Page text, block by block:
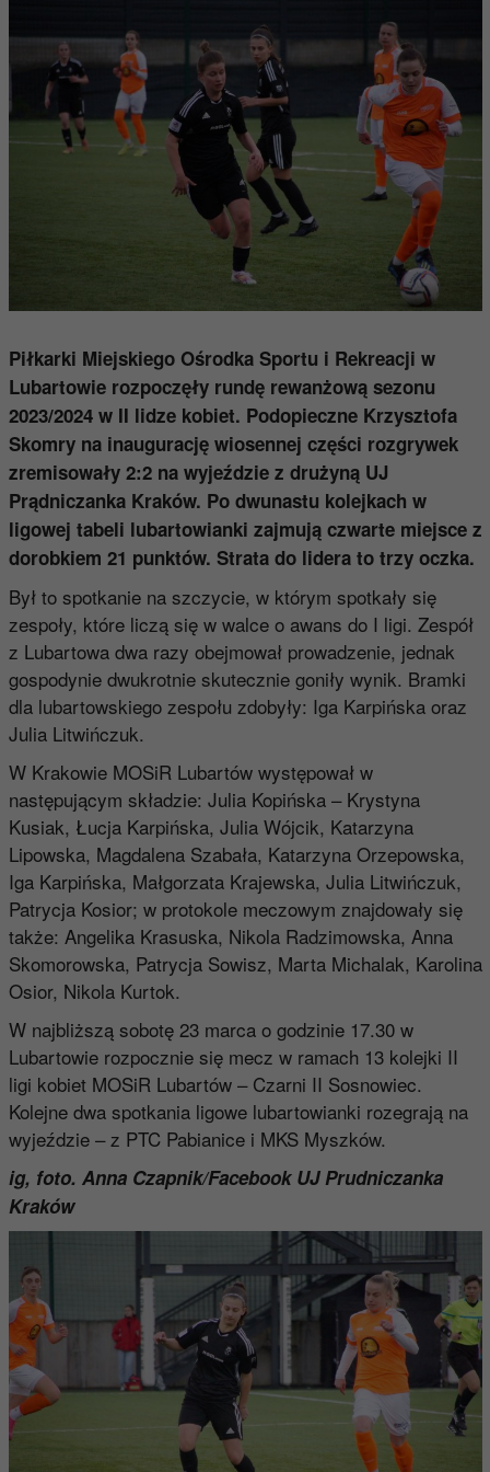
Piłkarki Miejskiego Ośrodka Sportu i Rekreacji w
Lubartowie rozpoczęły rundę rewanżową sezonu
2023/2024 w II lidze kobiet. Podopieczne Krzysztofa
Skomry na inaugurację wiosennej części rozgrywek
zremisowały 2:2 na wyjeździe z drużyną UJ
Prądniczanka Kraków. Po dwunastu kolejkach w
ligowej tabeli lubartowianki zajmują czwarte miejsce z
dorobkiem 21 punktów. Strata do lidera to trzy oczka.
Był to spotkanie na szczycie, w którym spotkały się
zespoły, które liczą się w walce o awans do I ligi. Zespół
z Lubartowa dwa razy obejmował prowadzenie, jednak
gospodynie dwukrotnie skutecznie goniły wynik. Bramki
dla lubartowskiego zespołu zdobyły: Iga Karpińska oraz
Julia Litwińczuk.
W Krakowie MOSiR Lubartów występował w
następującym składzie: Julia Kopińska – Krystyna
Kusiak, Łucja Karpińska, Julia Wójcik, Katarzyna
Lipowska, Magdalena Szabała, Katarzyna Orzepowska,
Iga Karpińska, Małgorzata Krajewska, Julia Litwińczuk,
Patrycja Kosior; w protokole meczowym znajdowały się
także: Angelika Krasuska, Nikola Radzimowska, Anna
Skomorowska, Patrycja Sowisz, Marta Michalak, Karolina
Osior, Nikola Kurtok.
W najbliższą sobotę 23 marca o godzinie 17.30 w
Lubartowie rozpocznie się mecz w ramach 13 kolejki II
ligi kobiet MOSiR Lubartów – Czarni II Sosnowiec.
Kolejne dwa spotkania ligowe lubartowianki rozegrają na
wyjeździe – z PTC Pabianice i MKS Myszków.
ig, foto. Anna Czapnik/Facebook UJ Prudniczanka
Kraków